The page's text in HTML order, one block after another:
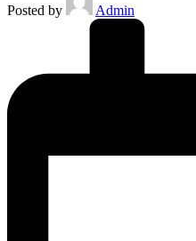
Posted by Admin